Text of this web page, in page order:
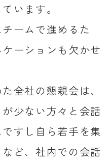
います。
ームで進めるた
ーションも欠かせ
全社の懇親会は、
少ない方々と会話
すし自ら若手を集
ど、社内での会話